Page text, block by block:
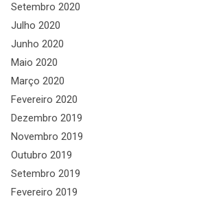
Setembro 2020
Julho 2020
Junho 2020
Maio 2020
Março 2020
Fevereiro 2020
Dezembro 2019
Novembro 2019
Outubro 2019
Setembro 2019
Fevereiro 2019